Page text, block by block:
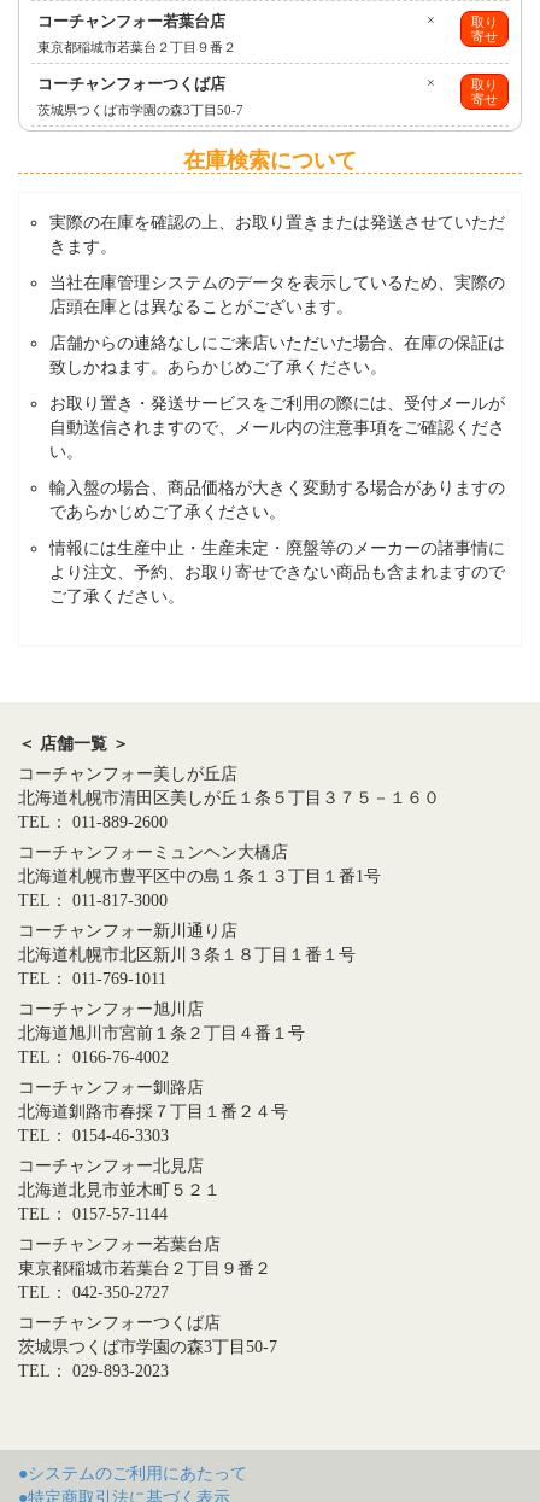
取り
寄せ
×
コーチャンフォー若葉台店
東京都稲城市若葉台２丁目９番２
取り
寄せ
×
コーチャンフォーつくば店
茨城県つくば市学園の森3丁目50-7
在庫検索について
実際の在庫を確認の上、お取り置きまたは発送させていただ
きます。
当社在庫管理システムのデータを表示しているため、実際の
店頭在庫とは異なることがございます。
店舗からの連絡なしにご来店いただいた場合、在庫の保証は
致しかねます。あらかじめご了承ください。
お取り置き・発送サービスをご利用の際には、受付メールが
自動送信されますので、メール内の注意事項をご確認くださ
い。
輸入盤の場合、商品価格が大きく変動する場合がありますの
であらかじめご了承ください。
情報には生産中止・生産未定・廃盤等のメーカーの諸事情に
より注文、予約、お取り寄せできない商品も含まれますので
ご了承ください。
＜ 店舗一覧 ＞
コーチャンフォー美しが丘店
北海道札幌市清田区美しが丘１条５丁目３７５－１６０
TEL： 011-889-2600
コーチャンフォーミュンヘン大橋店
北海道札幌市豊平区中の島１条１３丁目１番1号
TEL： 011-817-3000
コーチャンフォー新川通り店
北海道札幌市北区新川３条１８丁目１番１号
TEL： 011-769-1011
コーチャンフォー旭川店
北海道旭川市宮前１条２丁目４番１号
TEL： 0166-76-4002
コーチャンフォー釧路店
北海道釧路市春採７丁目１番２４号
TEL： 0154-46-3303
コーチャンフォー北見店
北海道北見市並木町５２１
TEL： 0157-57-1144
コーチャンフォー若葉台店
東京都稲城市若葉台２丁目９番２
TEL： 042-350-2727
コーチャンフォーつくば店
茨城県つくば市学園の森3丁目50-7
TEL： 029-893-2023
●システムのご利用にあたって
●特定商取引法に基づく表示